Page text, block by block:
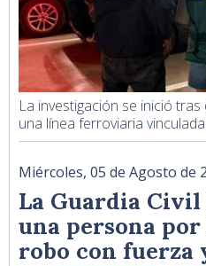
La investigación se inició
una línea ferroviaria vinculada
Miércoles, 05 de Agosto de
La Guardia
una persona
robo con fuerza